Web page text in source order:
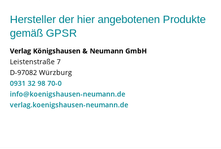
Hersteller der hier angebotenen Produkte
gemäß GPSR
Verlag Königshausen & Neumann GmbH
Leistenstraße 7
D-97082 Würzburg
0931 32 98 70-0
info@koenigshausen-neumann.de
verlag.koenigshausen-neumann.de